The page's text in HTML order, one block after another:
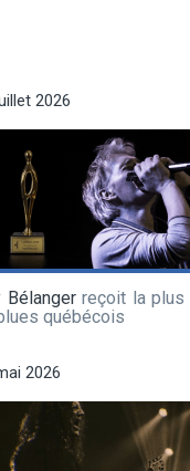
2026
Bélangerreçoit la plus
québécois
2026